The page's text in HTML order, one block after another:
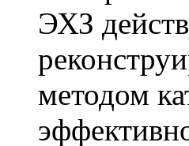
ЭХЗ
методом